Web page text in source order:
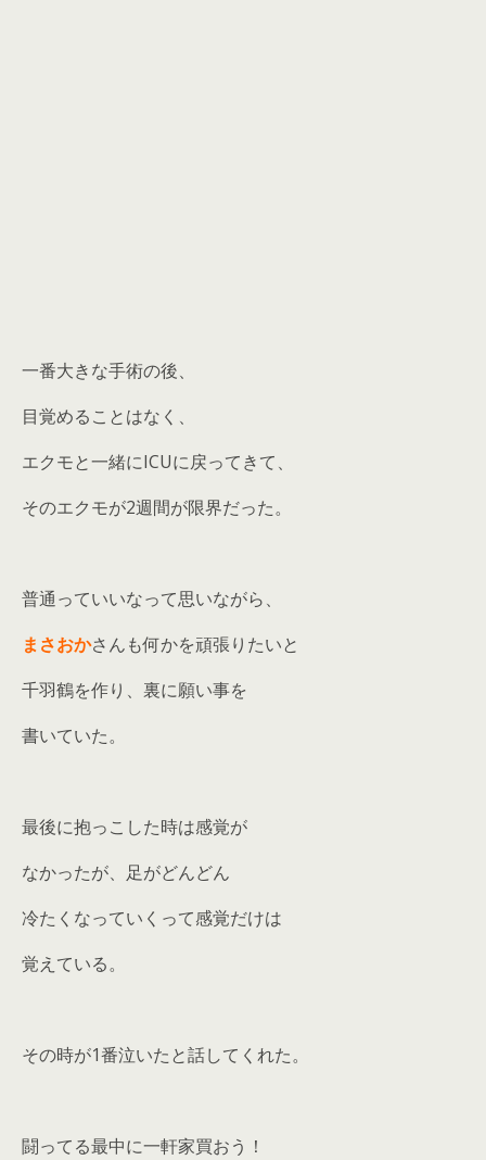
一番大きな手術の後、
目覚めることはなく、
エクモと一緒にICUに戻ってきて、
そのエクモが2週間が限界だった。
普通っていいなって思いながら、
まさおかさんも何かを頑張りたいと
千羽鶴を作り、裏に願い事を
書いていた。
最後に抱っこした時は感覚が
なかったが、足がどんどん
冷たくなっていくって感覚だけは
覚えている。
その時が1番泣いたと話してくれた。
闘ってる最中に一軒家買おう！